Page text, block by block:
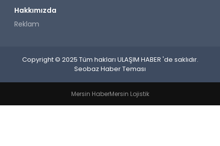
Hakkımızda
Reklam
Copyright © 2025 Tüm hakları ULAŞIM HABER 'de saklıdır.
Seobaz Haber Teması
Mersin HaberMersin Lojistik